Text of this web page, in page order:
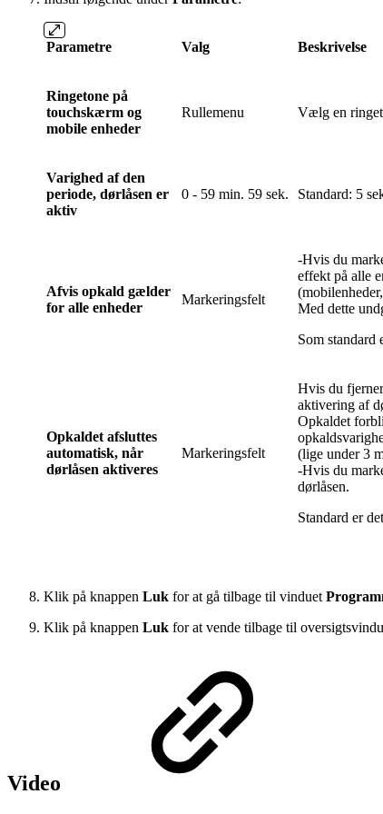
Parametre Valg Beskrivelse
Ringetone på
touchskærm og
mobile enheder
Rullemenu Vælg en
Varighed af den
periode, dørlåsen er
aktiv
0 - 59 min. 59 sek. Standard: 5
Afvis opkald gælder
for alle enheder
Markeringsfelt
-Hvis du
effekt på alle
Med dette
Som standard
Opkaldet afsluttes
automatisk, når
dørlåsen aktiveres
Markeringsfelt
Hvis du
aktivering af
Opkaldet
(lige under 3
-Hvis du
dørlåsen.
Standard er
Klik på knappen Luk for at gå tilbage til vinduet
Klik på knappen Luk for at vende tilbage til
Video